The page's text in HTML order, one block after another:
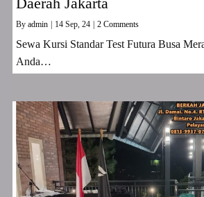
By admin 14 Sep, 24 2 Comments
Sewa Kursi Standar Test Futura Busa
Anda…